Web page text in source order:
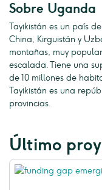
Sobre Uganda
Tayikistán es un país
China, Kirguistán y
montañas, muy
escalada. Tiene una
de 10 millones de
Tayikistán es una
provincias.
Último